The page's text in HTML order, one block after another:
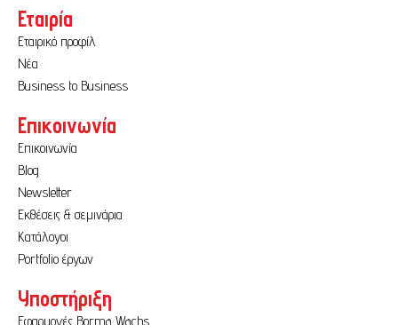
Εταιρία
Εταιρικό προφίλ
Νέα
Business to Business
Επικοινωνία
Επικοινωνία
Blog
Newsletter
Εκθέσεις & σεμινάρια
Κατάλογοι
Portfolio έργων
Υποστήριξη
Εφαρμογές Borma Wachs